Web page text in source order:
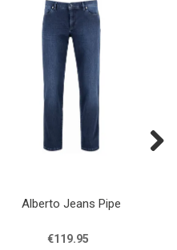
Alberto Jeans Pipe
€119.95